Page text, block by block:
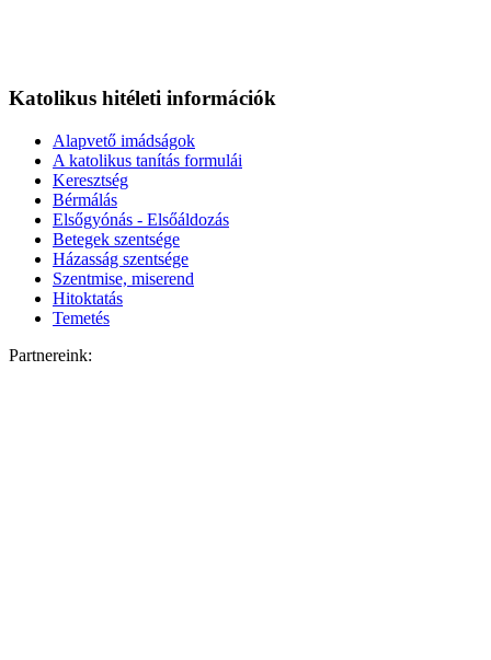
Katolikus hitéleti információk
Alapvető imádságok
A katolikus tanítás formulái
Keresztség
Bérmálás
Elsőgyónás - Elsőáldozás
Betegek szentsége
Házasság szentsége
Szentmise, miserend
Hitoktatás
Temetés
Partnereink: